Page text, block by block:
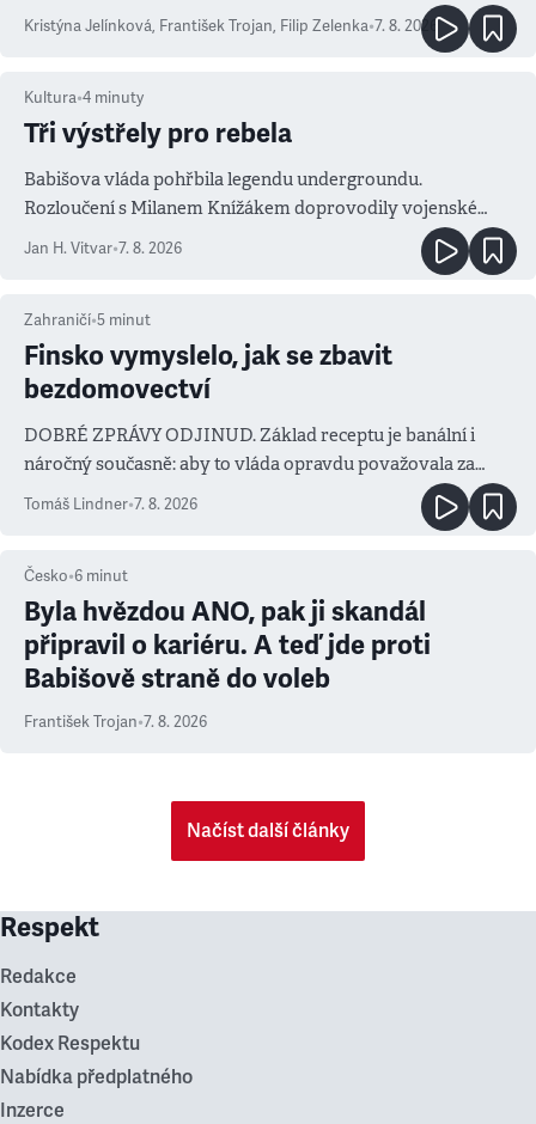
Kristýna Jelínková, František Trojan, Filip Zelenka•7. 8. 2026
Kultura•4 minuty
Tři výstřely pro rebela
Babišova vláda pohřbila legendu undergroundu.
Rozloučení s Milanem Knížákem doprovodily vojenské
salvy i kritika pokrokářů
Jan H. Vitvar•7. 8. 2026
Zahraničí•5 minut
Finsko vymyslelo, jak se zbavit
bezdomovectví
DOBRÉ ZPRÁVY ODJINUD. Základ receptu je banální i
náročný současně: aby to vláda opravdu považovala za
prioritu
Tomáš Lindner•7. 8. 2026
Česko•6 minut
Byla hvězdou ANO, pak ji skandál
připravil o kariéru. A teď jde proti
Babišově straně do voleb
František Trojan•7. 8. 2026
Načíst další články
Respekt
Redakce
Kontakty
Kodex Respektu
Nabídka předplatného
Inzerce